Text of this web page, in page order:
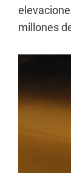
millones